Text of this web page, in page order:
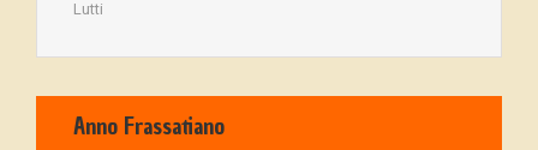
Lutti
Anno Frassatiano